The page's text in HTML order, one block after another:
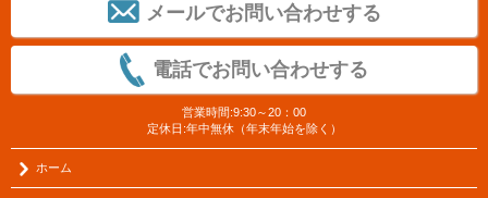
メールでお問い合わせする
電話でお問い合わせする
営業時間:9:30～20：00
定休日:年中無休（年末年始を除く）
ホーム